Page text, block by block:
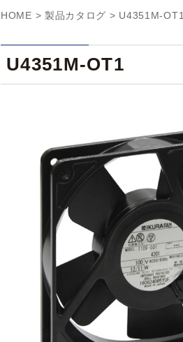
HOME > 製品カタログ > U4351M-OT1
U4351M-OT1